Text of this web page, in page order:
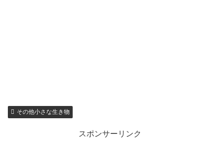
その他小さな生き物
スポンサーリンク